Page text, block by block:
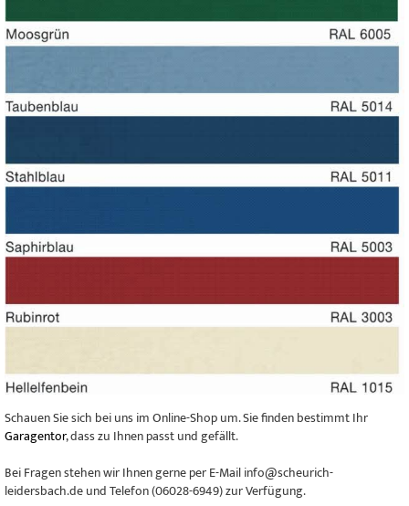
Schauen Sie sich bei uns im Online-Shop um. Sie finden bestimmt Ihr
Garagentor, dass zu Ihnen passt und gefällt.
Bei Fragen stehen wir Ihnen gerne per E-Mail info@scheurich-
leidersbach.de und Telefon (06028-6949) zur Verfügung.